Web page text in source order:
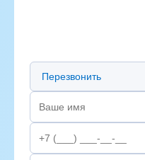
Предпочтительный